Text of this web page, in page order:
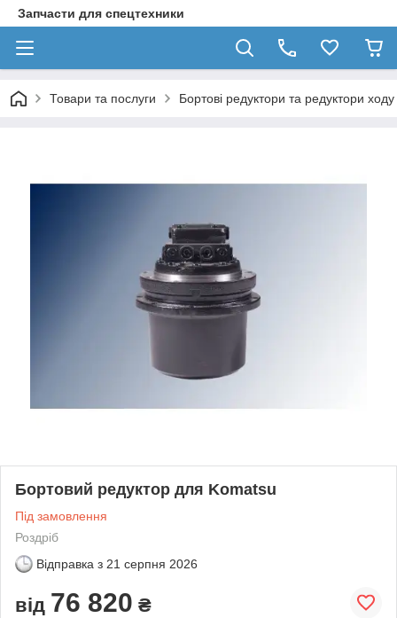
Запчасти для спецтехники
Товари та послуги Бортові редуктори та редуктори
Бортовий редуктор для Komatsu
Під замовлення
Роздріб
Відправка з 21 серпня 2026
від 76 820 ₴